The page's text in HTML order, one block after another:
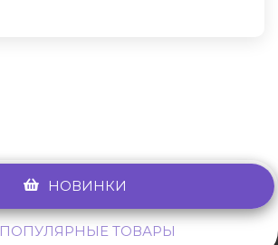
НОВИНКИ
ПОПУЛЯРНЫЕ ТОВАРЫ